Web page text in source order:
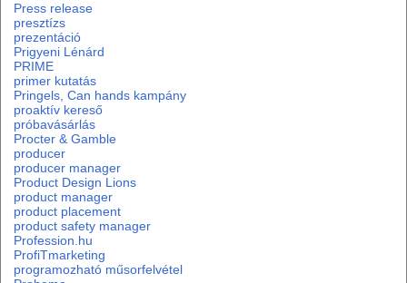
Press release
presztízs
prezentáció
Prigyeni Lénárd
PRIME
primer kutatás
Pringels, Can hands kampány
proaktív kereső
próbavásárlás
Procter & Gamble
producer
producer manager
Product Design Lions
product manager
product placement
product safety manager
Profession.hu
ProfiTmarketing
programozható műsorfelvétel